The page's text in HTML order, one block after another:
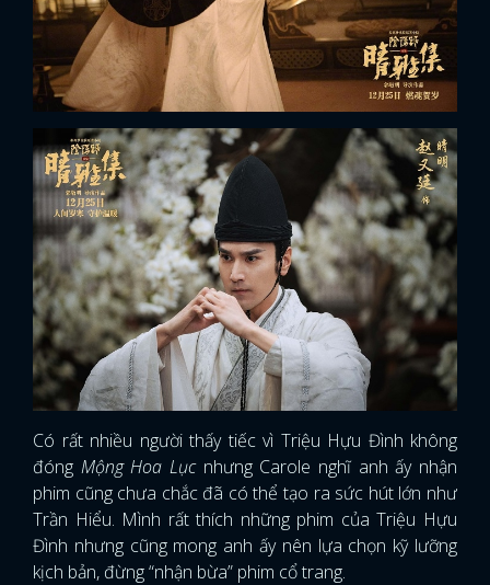
Có rất nhiều người thấy tiếc vì Triệu Hựu Đình không
đóng Mộng Hoa Lụcnhưng Carole nghĩ anh ấy nhận
phim cũng chưa chắc đã có thể tạo ra sức hút lớn như
Trần Hiểu. Mình rất thích những phim của Triệu Hựu
Đình nhưng cũng mong anh ấy nên lựa chọn kỹ lưỡng
kịch bản, đừng “nhận bừa” phim cổ trang.